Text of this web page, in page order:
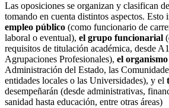
Las oposiciones se organizan y clasifican
tomando en cuenta distintos aspectos. Esto
empleo público (como funcionario de
laboral o eventual), el grupo funcionarial
requisitos de titulación académica, desde
Agrupaciones Profesionales), el
Administración del Estado, las
entidades locales o las Universidades), y el
desempeñarán (desde administrativas,
sanidad hasta educación, entre otras áreas)